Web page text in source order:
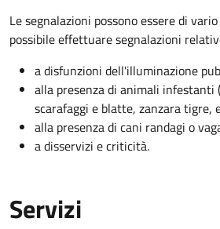
Le segnalazioni possono essere di
possibile effettuare segnalazioni
a disfunzioni dell'illuminazione
alla presenza di animali infestanti
scarafaggi e blatte, zanzara tigre,
alla presenza di cani randagi o
a disservizi e criticità.
Servizi